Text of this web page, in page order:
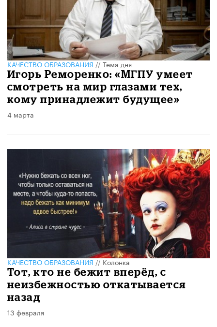
КАЧЕСТВО ОБРАЗОВАНИЯ//Тема дня
Игорь Реморенко: «МГПУ умеет
смотреть на мир глазами тех,
кому принадлежит будущее»
4 марта
КАЧЕСТВО ОБРАЗОВАНИЯ//Колонка
Тот, кто не бежит вперёд, с
неизбежностью откатывается
назад
13 февраля